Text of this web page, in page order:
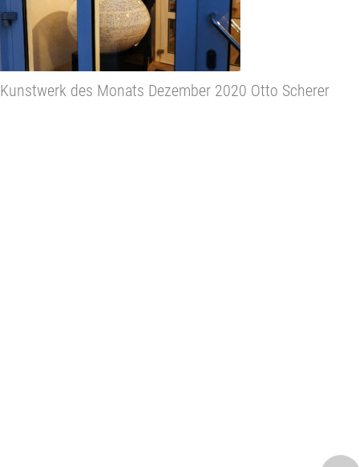
Kunstwerk des Monats Dezember 2020 Otto Scherer